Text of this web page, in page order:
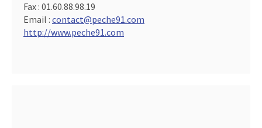
Fax : 01.60.88.98.19
Email : contact@peche91.com
http://www.peche91.com